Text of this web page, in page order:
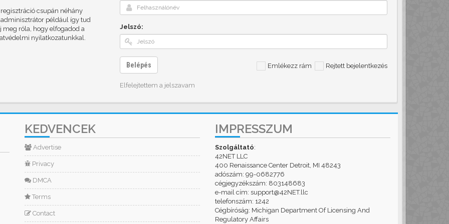
csupán néhány
például így tud
róla, hogy elfogadod a
nyilatkozatunkkal.
Jelszó:
Emlékezz rám Rejtett bejelentkezés
Belépés
Elfelejtettem a jelszavam
KEDVENCEK
Advertise
Privacy
DMCA
Terms
Contact
IMPRESSZUM
Szolgáltató:
42NET LLC
400 Renaissance Center Detroit, MI 48243
adószám: 99-0682776
cégjegyzékszám: 803148683
e-mail cím: support@42NET.llc
telefonszám: 1242
Cégbíróság: Michigan Department Of Licensing And
Regulatory Affairs